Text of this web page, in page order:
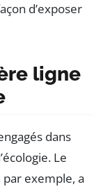
d’exposer
ligne
dans
Le
par exemple, a